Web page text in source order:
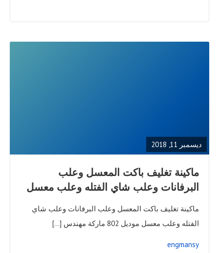
ديسمبر 11, 2018
ماكينة تغليف باكت المعسل وعلب
البرفانات وعلب شاي الفتله وعلب معسل
ماكينة تغليف باكت المعسل وعلب البرفانات وعلب شاي
الفتله وعلب معسل موديل 802 ماركة مهندس […]
engmansy